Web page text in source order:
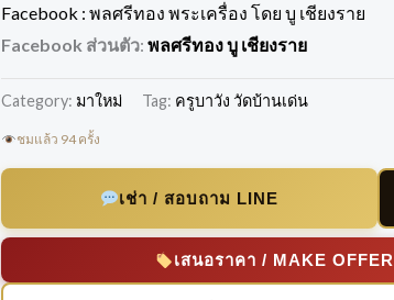
Facebook : พลศรีทอง พระเครื่อง โดย บู เชียงราย
Facebook ส่วนตัว:พลศรีทอง บู เชียงราย
Category: มาใหม่ Tag: ครูบาวัง วัดบ้านเด่น
ชมแล้ว 94 ครั้ง
เช่า / สอบถาม LINE
เสนอราคา / MAKE OFFER